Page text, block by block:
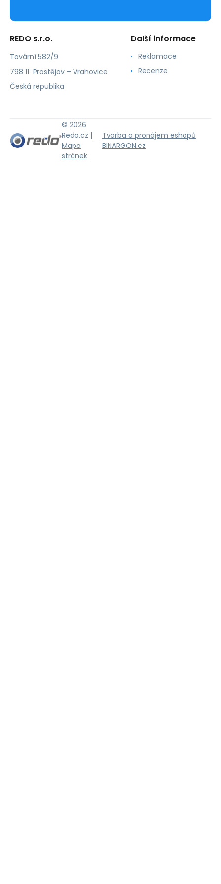
REDO s.r.o.
Tovární 582/9
798 11 Prostějov – Vrahovice
Česká republika
Další informace
Reklamace
Recenze
© 2026
Redo.cz |
Mapa
stránek
Tvorba a pronájem eshopů
BINARGON.cz